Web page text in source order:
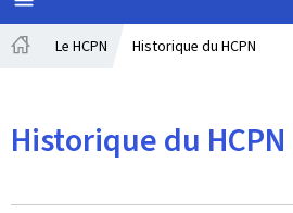
MENU
PRINCIPAL
Le HCPN Historique du HCPN
Historique du HCPN